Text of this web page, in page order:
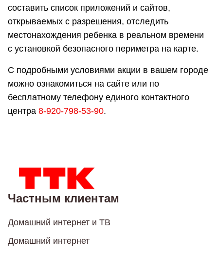
составить список приложений и сайтов,
открываемых с разрешения, отследить
местонахождения ребенка в реальном времени
с установкой безопасного периметра на карте.
С подробными условиями акции в вашем городе
можно ознакомиться на сайте или по
бесплатному телефону единого контактного
центра 8-920-798-53-90.
Частным клиентам
Домашний интернет и ТВ
Домашний интернет